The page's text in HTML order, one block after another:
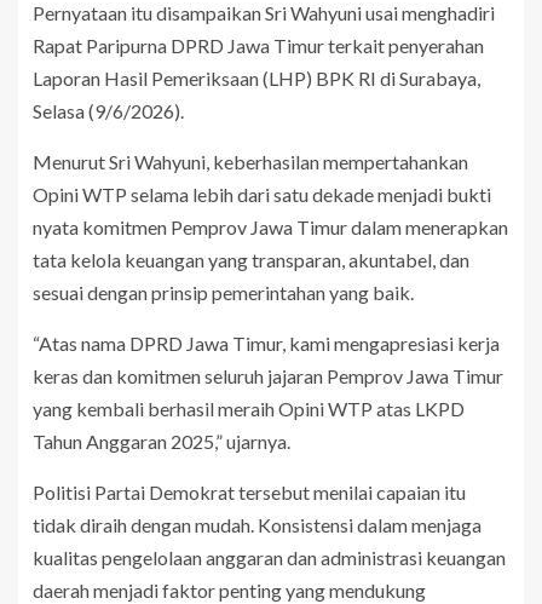
Pernyataan itu disampaikan Sri Wahyuni usai menghadiri
Rapat Paripurna DPRD Jawa Timur terkait penyerahan
Laporan Hasil Pemeriksaan (LHP) BPK RI di Surabaya,
Selasa (9/6/2026).
Menurut Sri Wahyuni, keberhasilan mempertahankan
Opini WTP selama lebih dari satu dekade menjadi bukti
nyata komitmen Pemprov Jawa Timur dalam menerapkan
tata kelola keuangan yang transparan, akuntabel, dan
sesuai dengan prinsip pemerintahan yang baik.
“Atas nama DPRD Jawa Timur, kami mengapresiasi kerja
keras dan komitmen seluruh jajaran Pemprov Jawa Timur
yang kembali berhasil meraih Opini WTP atas LKPD
Tahun Anggaran 2025,” ujarnya.
Politisi Partai Demokrat tersebut menilai capaian itu
tidak diraih dengan mudah. Konsistensi dalam menjaga
kualitas pengelolaan anggaran dan administrasi keuangan
daerah menjadi faktor penting yang mendukung